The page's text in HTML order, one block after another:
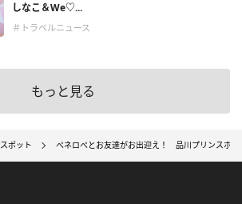
しなこ＆We♡...
＃トラベルニュース
もっと見る
スポット ペネロペとお友達がお出迎え！ 品川プリンスホ